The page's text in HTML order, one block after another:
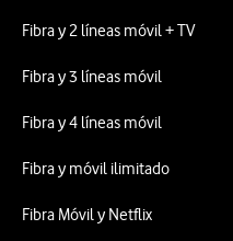
Fibra y 2 líneas móvil + TV
Fibra y 3 líneas móvil
Fibra y 4 líneas móvil
Fibra y móvil ilimitado
Fibra Móvil y Netflix